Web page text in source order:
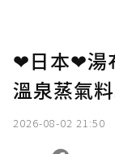
❤日本❤湯
溫泉蒸氣
2026-08-02 21:50